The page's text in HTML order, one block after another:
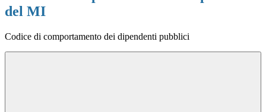
del MI
Codice di comportamento dei dipendenti pubblici